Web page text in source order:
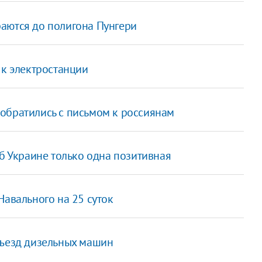
до полигона Пунгери
электростанции
с письмом к россиянам
Украине только одна позитивная
на 25 суток
дизельных машин